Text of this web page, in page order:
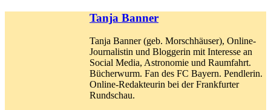
Tanja Banner
Tanja Banner (geb. Morschhäuser), Online-
Journalistin und Bloggerin mit Interesse an
Social Media, Astronomie und Raumfahrt.
Bücherwurm. Fan des FC Bayern. Pendlerin.
Online-Redakteurin bei der Frankfurter
Rundschau.